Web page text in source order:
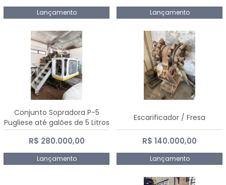
Lançamento Lançamento
Conjunto Sopradora P-5
Pugliese até galões de 5 Litros
R$ 280.000,00
Lançamento
Escarificador / Fresa
R$ 140.000,00
Lançamento